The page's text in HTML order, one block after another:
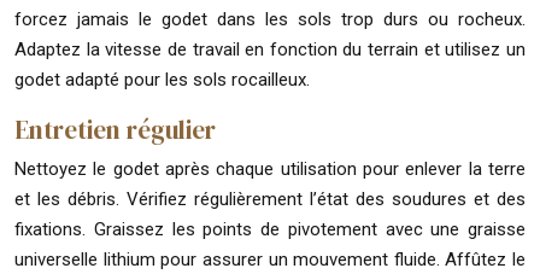
forcez jamais le godet dans les sols trop durs ou rocheux.
Adaptez la vitesse de travail en fonction du terrain et utilisez un
godet adapté pour les sols rocailleux.
Entretien régulier
Nettoyez le godet après chaque utilisation pour enlever la terre
et les débris. Vérifiez régulièrement l’état des soudures et des
fixations. Graissez les points de pivotement avec une graisse
universelle lithium pour assurer un mouvement fluide. Affûtez le